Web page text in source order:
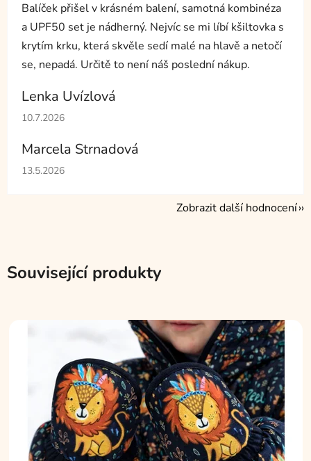
Balíček přišel v krásném balení, samotná kombinéza
a UPF50 set je nádherný. Nejvíc se mi líbí kšiltovka s
krytím krku, která skvěle sedí malé na hlavě a netočí
se, nepadá. Určitě to není náš poslední nákup.
Lenka Uvízlová
Hodnocení obchodu je 5 z 5 hvězdiček.
10.7.2026
Marcela Strnadová
Hodnocení obchodu je 5 z 5 hvězdiček.
13.5.2026
Zobrazit další hodnocení
Související produkty